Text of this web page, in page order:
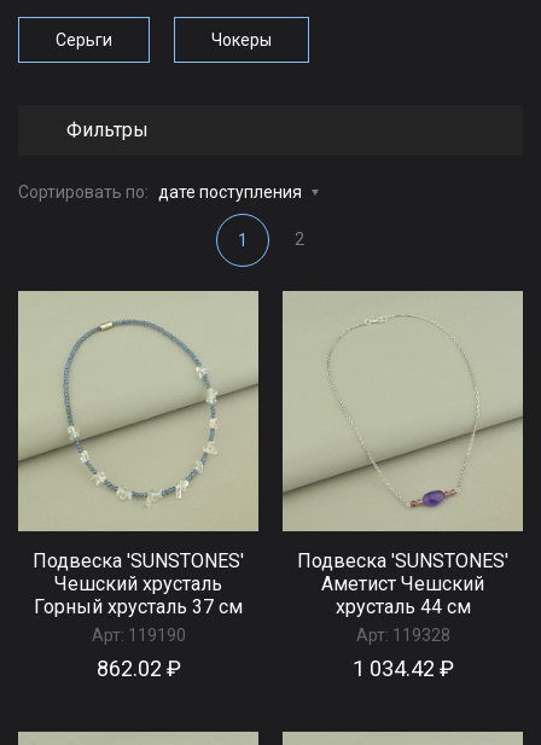
Серьги Чокеры
Фильтры
Сортировать по: дате поступления
1 2
Подвеска 'SUNSTONES'
Чешский хрусталь
Горный хрусталь 37 см
Арт: 119190
862.02 ₽
Подвеска 'SUNSTONES'
Аметист Чешский
хрусталь 44 см
Арт: 119328
1 034.42 ₽